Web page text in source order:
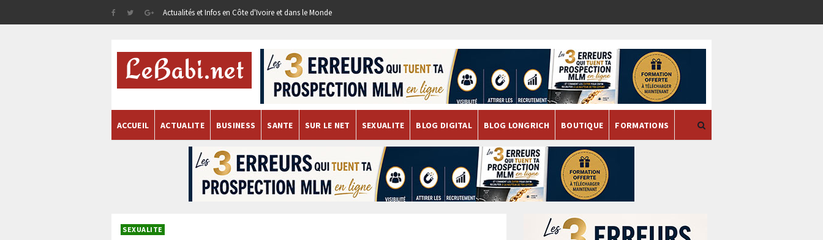
Actualités et Infos en Côte d'Ivoire et dans le Monde
ACCUEIL ACTUALITE BUSINESS SANTE SUR LE NET SEXUALITE BLOG DIGITAL BLOG LONGRICH BOUTIQUE FORMATIONS
SEXUALITE